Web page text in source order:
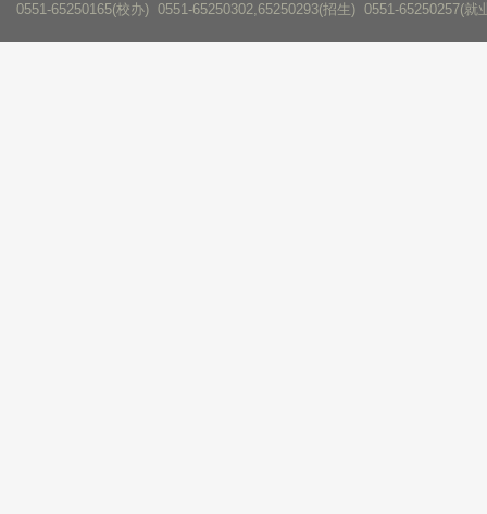
0551-65250165(校办) 0551-65250302,65250293(招生) 0551-65250257(就